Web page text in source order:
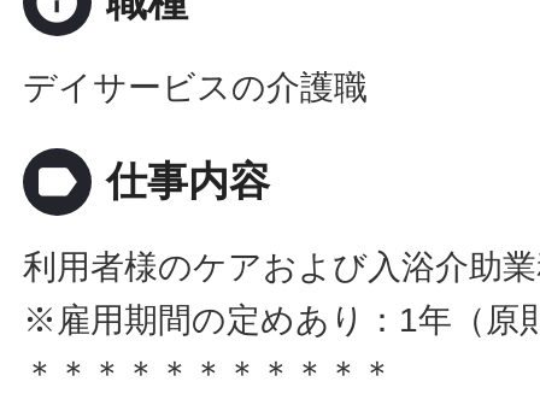
デイサービスの介護職
label 仕事内容
利用者様のケアおよび入浴介助
※雇用期間の定めあり：1年（原
＊＊＊＊＊＊＊＊＊＊＊